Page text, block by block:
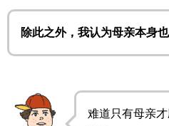
除此之外，我认为母亲本身也
难道只有母亲